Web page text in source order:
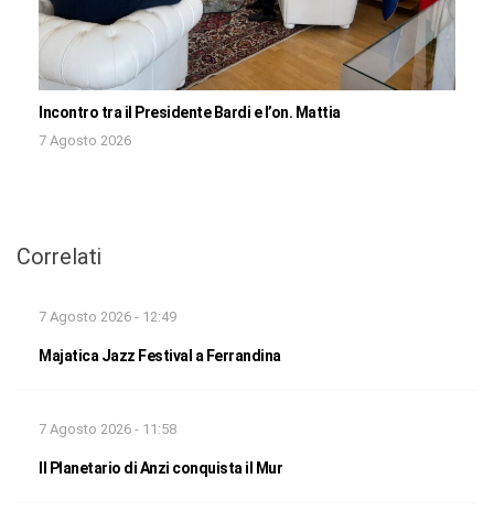
Incontro tra il Presidente Bardi e l’on. Mattia
7 Agosto 2026
Correlati
7 Agosto 2026 - 12:49
Majatica Jazz Festival a Ferrandina
7 Agosto 2026 - 11:58
Il Planetario di Anzi conquista il Mur